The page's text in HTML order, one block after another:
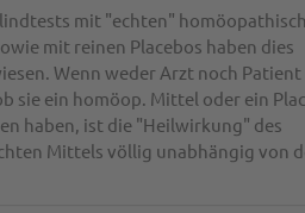
mit "echten"
mit reinen Placebos haben dies
Wenn weder Arzt noch Patient
sie ein homöop. Mittel oder ein
haben, ist die "Heilwirkung" des
Mittels völlig unabhängig von